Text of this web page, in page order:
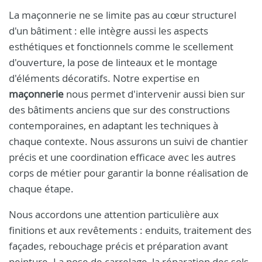
La maçonnerie ne se limite pas au cœur structurel
d'un bâtiment : elle intègre aussi les aspects
esthétiques et fonctionnels comme le scellement
d'ouverture, la pose de linteaux et le montage
d'éléments décoratifs. Notre expertise en
maçonnerie nous permet d'intervenir aussi bien sur
des bâtiments anciens que sur des constructions
contemporaines, en adaptant les techniques à
chaque contexte. Nous assurons un suivi de chantier
précis et une coordination efficace avec les autres
corps de métier pour garantir la bonne réalisation de
chaque étape.
Nous accordons une attention particulière aux
finitions et aux revêtements : enduits, traitement des
façades, rebouchage précis et préparation avant